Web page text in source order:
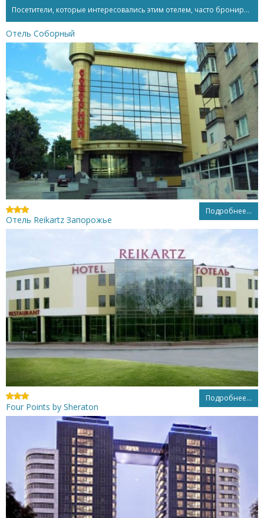
Посетители, которые интересовались этим отелем, часто бронируют...
Отель Соборный
Подробнее...
Отель Reikartz Запорожье
Подробнее...
Four Points by Sheraton